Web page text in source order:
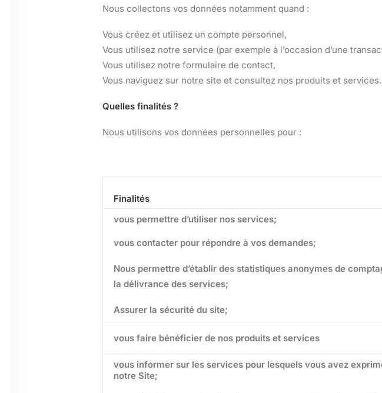
Nous collectons vos données notamment quand :
Vous créez et utilisez un compte personnel,
Vous utilisez notre service (par exemple à l’occasion d’une
Vous utilisez notre formulaire de contact,
Vous naviguez sur notre site et consultez nos produits et services.
Quelles finalités ?
Nous utilisons vos données personnelles pour :
Finalités
vous permettre d’utiliser nos services;
vous contacter pour répondre à vos demandes;
Nous permettre d’établir des statistiques anonymes de
la délivrance des services;
Assurer la sécurité du site;
vous faire bénéficier de nos produits et services
vous informer sur les services pour lesquels vous avez
notre Site;